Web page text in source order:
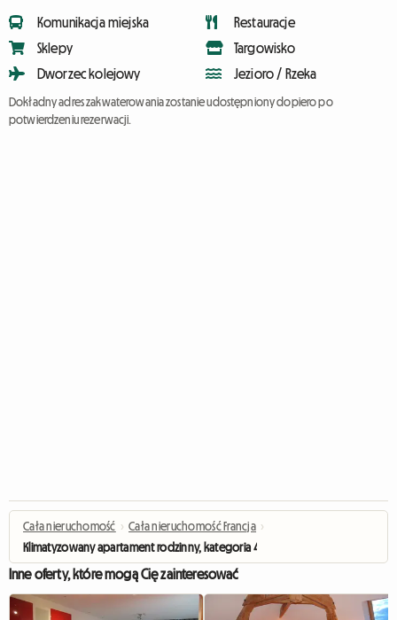
Komunikacja miejska
Sklepy
Dworzec kolejowy
Restauracje
Targowisko
Jezioro / Rzeka
Dokładny adres zakwaterowania zostanie udostępniony dopiero po
potwierdzeniu rezerwacji.
Cała nieruchomość › Cała nieruchomość Francja ›
Klimatyzowany apartament rodzinny, kategoria 4 gwiazdki
Inne oferty, które mogą Cię zainteresować